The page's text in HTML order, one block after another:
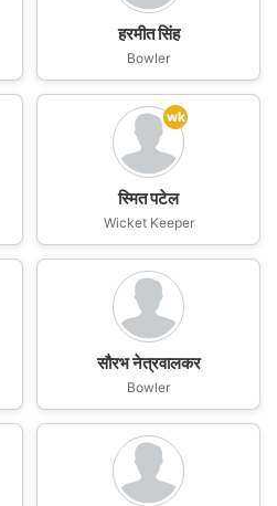
हरमीत सिंह
Bowler
wk
स्मित पटेल
Wicket Keeper
सौरभ नेत्रवालकर
Bowler